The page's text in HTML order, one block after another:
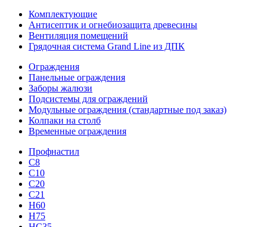
Комплектующие
Антисептик и огнебиозащита древесины
Вентиляция помещений
Грядочная система Grand Line из ДПК
Ограждения
Панельные ограждения
Заборы жалюзи
Подсистемы для ограждений
Модульные ограждения (стандартные под заказ)
Колпаки на столб
Временные ограждения
Профнастил
С8
С10
С20
С21
H60
H75